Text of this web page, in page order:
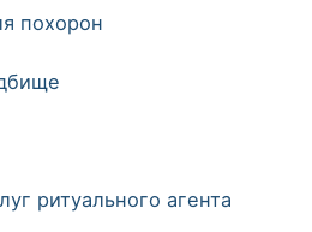
похорон
ритуального агента